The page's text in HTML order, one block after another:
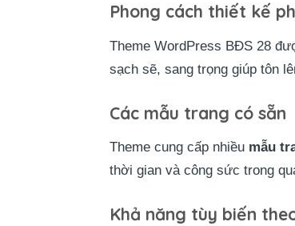
Phong cách thiết kế
Theme WordPress BĐS 28
sạch sẽ, sang trọng giúp tôn
Các mẫu trang có sẵn
Theme cung cấp nhiều mẫu
thời gian và công sức trong
Khả năng tùy biến